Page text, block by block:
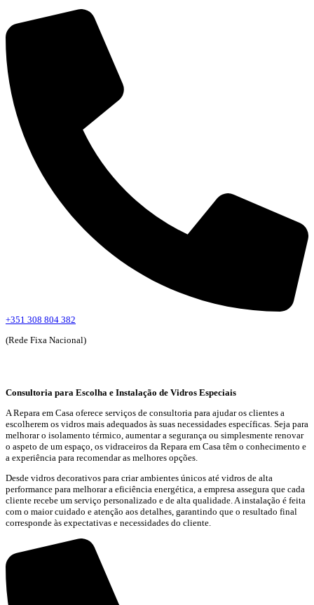
+351 308 804 382
(Rede Fixa Nacional)
Consultoria para Escolha e Instalação de Vidros Especiais
A Repara em Casa oferece serviços de consultoria para ajudar os clientes a
escolherem os vidros mais adequados às suas necessidades específicas. Seja para
melhorar o isolamento térmico, aumentar a segurança ou simplesmente renovar
o aspeto de um espaço, os vidraceiros da Repara em Casa têm o conhecimento e
a experiência para recomendar as melhores opções.
Desde vidros decorativos para criar ambientes únicos até vidros de alta
performance para melhorar a eficiência energética, a empresa assegura que cada
cliente recebe um serviço personalizado e de alta qualidade. A instalação é feita
com o maior cuidado e atenção aos detalhes, garantindo que o resultado final
corresponde às expectativas e necessidades do cliente.